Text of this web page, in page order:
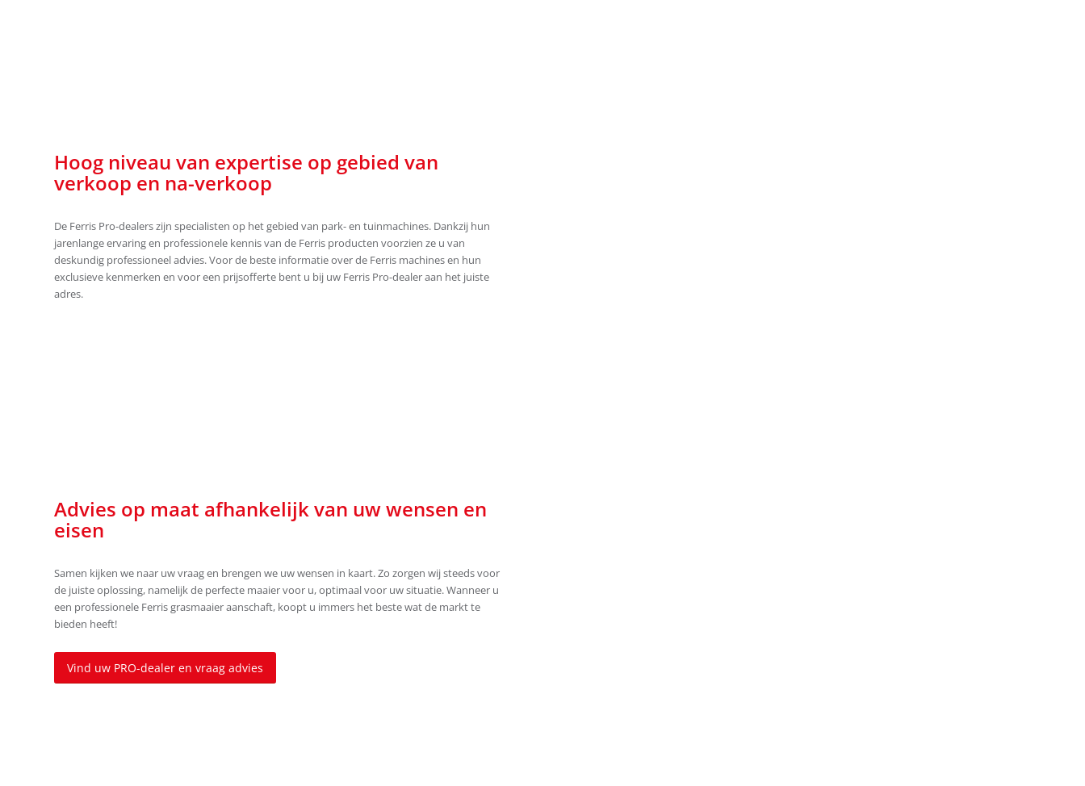
Hoog niveau van expertise op gebied van
verkoop en na-verkoop
De Ferris Pro-dealers zijn specialisten op het gebied van park- en tuinmachines. Dankzij hun
jarenlange ervaring en professionele kennis van de Ferris producten voorzien ze u van
deskundig professioneel advies. Voor de beste informatie over de Ferris machines en hun
exclusieve kenmerken en voor een prijsofferte bent u bij uw Ferris Pro-dealer aan het juiste
adres.
Advies op maat afhankelijk van uw wensen en
eisen
Samen kijken we naar uw vraag en brengen we uw wensen in kaart. Zo zorgen wij steeds voor
de juiste oplossing, namelijk de perfecte maaier voor u, optimaal voor uw situatie. Wanneer u
een professionele Ferris grasmaaier aanschaft, koopt u immers het beste wat de markt te
bieden heeft!
Vind uw PRO-dealer en vraag advies